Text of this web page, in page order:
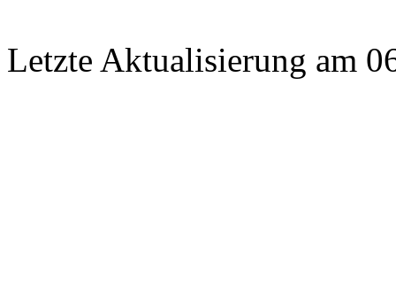
Letzte Aktualisierung am